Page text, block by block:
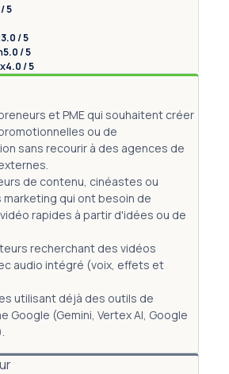
5
3.0 / 5
5.0 / 5
4.0 / 5
et PME qui souhaitent créer
ou de
sans recourir à des agences de
de contenu, cinéastes ou
qui ont besoin de
rapides à partir d'idées ou de
recherchant des vidéos
audio intégré (voix, effets et
utilisant déjà des outils de
Google (Gemini, Vertex AI, Google